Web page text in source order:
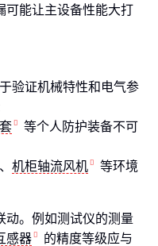
可能让主设备性能大打
验证机械特性和电气参
等个人防护装备不可
、 机柜轴流风机
等环境
动。例如测试仪的测量
感器
的精度等级应与